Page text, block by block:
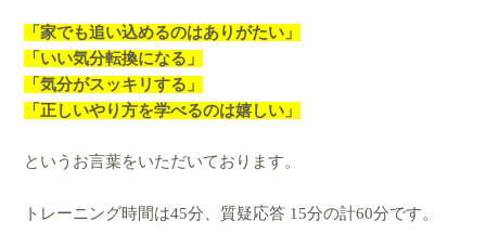
「家でも追い込めるのはありがたい」
「いい気分転換になる」
「気分がスッキリする」
「正しいやり方を学べるのは嬉しい」
というお言葉をいただいております。
トレーニング時間は45分、質疑応答 15分の計60分です。